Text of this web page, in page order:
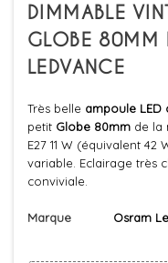
DIMMABLE
GLOBE 80MM
LEDVANCE
Très belle ampoule LED
petit Globe 80mm de la
E27 11 W (équivalent
variable. Eclairage très
conviviale.
Marque Osram